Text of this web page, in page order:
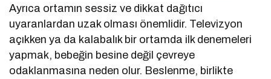
Ayrıca ortamın sessiz ve dikkat dağıtıcı
uyaranlardan uzak olması önemlidir. Televizyon
açıkken ya da kalabalık bir ortamda ilk denemeleri
yapmak, bebeğin besine değil çevreye
odaklanmasına neden olur. Beslenme, birlikte